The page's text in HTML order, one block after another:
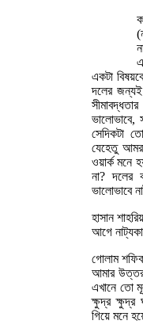
একটা
দলের
ভালোভাবে,
সেদিকটা
যেহেতু
ওয়ার্ক মনে
না? দলের
ভালোভাবে
হাসান
আগে
গোলাম
আমার
এখানে তো
ক্ষুদ্র
গিয়ে মনে